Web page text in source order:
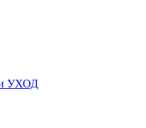
УХОД